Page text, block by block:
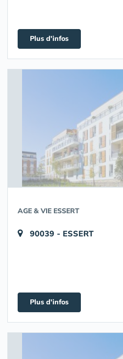
Plus d'infos
AGE & VIE ESSERT
90039 - ESSERT
Plus d'infos